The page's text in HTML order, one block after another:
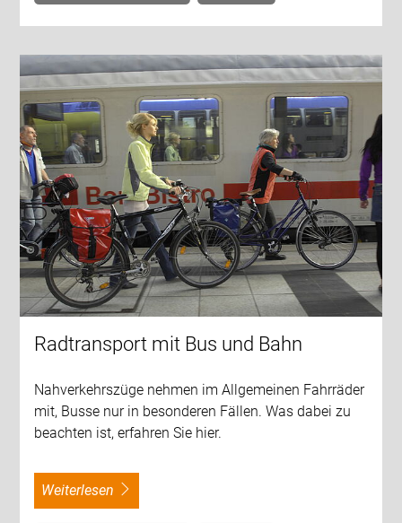
Radtransport mit Bus und Bahn
Nahverkehrszüge nehmen im Allgemeinen Fahrräder
mit, Busse nur in besonderen Fällen. Was dabei zu
beachten ist, erfahren Sie hier.
weiterlesen